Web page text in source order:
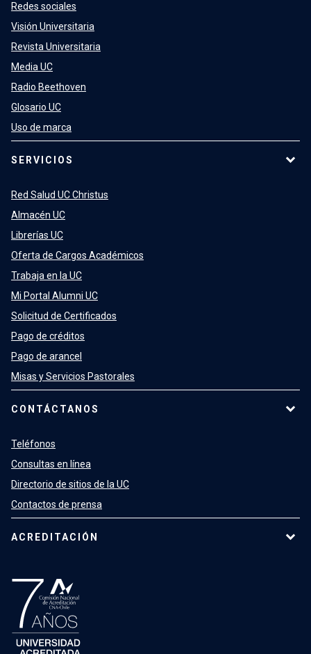
Redes sociales
Visión Universitaria
Revista Universitaria
Media UC
Radio Beethoven
Glosario UC
Uso de marca
SERVICIOS
Red Salud UC Christus
Almacén UC
Librerías UC
Oferta de Cargos Académicos
Trabaja en la UC
Mi Portal Alumni UC
Solicitud de Certificados
Pago de créditos
Pago de arancel
Misas y Servicios Pastorales
CONTÁCTANOS
Teléfonos
Consultas en línea
Directorio de sitios de la UC
Contactos de prensa
ACREDITACIÓN